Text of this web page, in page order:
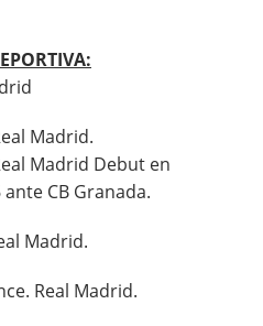
Madrid.
Madrid Debut en
CB Granada.
Madrid.
Real Madrid.